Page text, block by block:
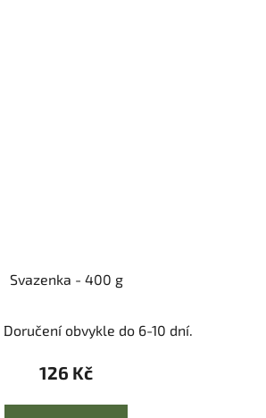
Svazenka - 400 g
Doručení obvykle do 6-10 dní.
126 Kč